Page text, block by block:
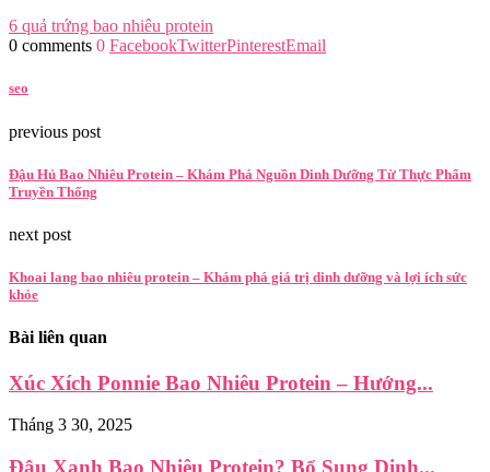
6 quả trứng bao nhiêu protein
0 comments 0 FacebookTwitterPinterestEmail
seo
previous post
Đậu Hủ Bao Nhiêu Protein – Khám Phá Nguồn Dinh Dưỡng Từ Thực Phẩm
Truyền Thống
next post
Khoai lang bao nhiêu protein – Khám phá giá trị dinh dưỡng và lợi ích sức
khỏe
Bài liên quan
Xúc Xích Ponnie Bao Nhiêu Protein – Hướng...
Tháng 3 30, 2025
Đậu Xanh Bao Nhiêu Protein? Bổ Sung Dinh...